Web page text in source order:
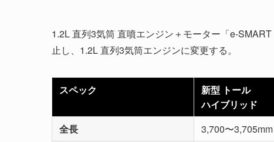
1.2L 直列3気筒 直噴エンジン＋モーター「e-
止し、1.2L 直列3気筒エンジンに変更する。
スペック
新型 トール
ハイブリッド
全長 3,700〜3,705mm